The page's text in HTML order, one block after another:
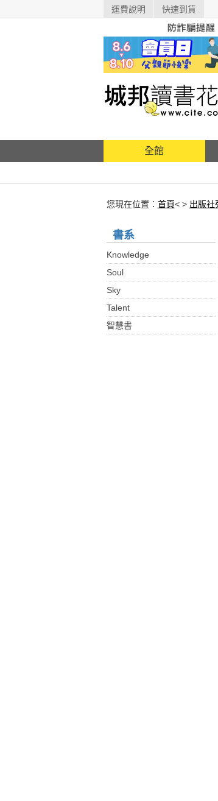
運費說明 快速到貨
全館
您現在位置： 首頁< > 出版社
書系
Knowledge
Soul
Sky
Talent
智慧書